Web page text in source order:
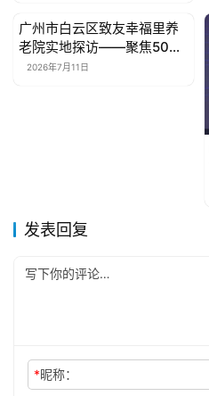
新闻资讯
广州市白云区致友幸福里养
老院实地探访——聚焦50平
方米以上大房型的空间与配
2026年7月11日
发表回复
*昵称：